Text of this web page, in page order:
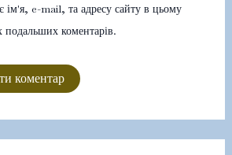
ім'я, e-mail, та адресу сайту в цьому
подальших коментарів.